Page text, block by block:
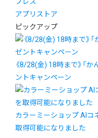
プレス
アプリストア
ピックアップ
《8/28(金) 18時まで》「
ントキャンペーン
カラーミーショップ AIコ
取得可能になりました